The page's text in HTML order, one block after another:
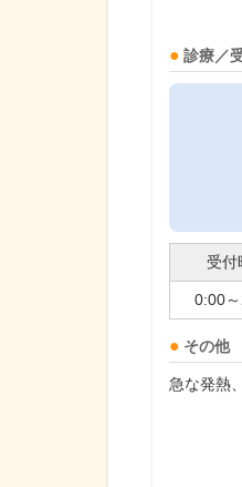
診療／
受付
0:00
その他
急な発熱